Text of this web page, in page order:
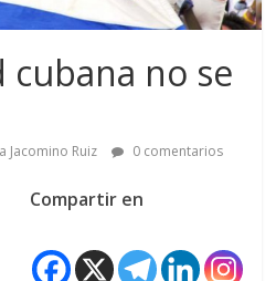
cubana no se
Jacomino Ruiz 0 comentarios
Compartir en